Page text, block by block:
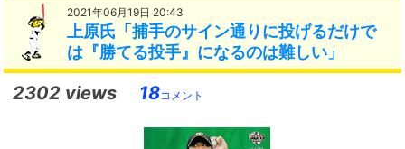
2021年06月19日 20:43
上原氏「捕手のサイン通りに投げるだけで
は『勝てる投手』になるのは難しい」
2302 views 18コメント